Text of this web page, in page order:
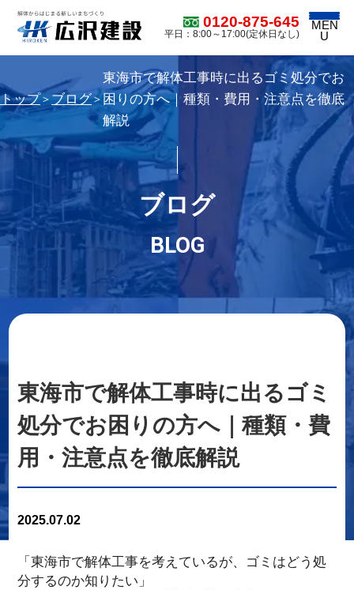
0120-875-645
平日：8:00～17:00(定休日なし)
MEN
U
トップ＞ ブログ＞
東海市で解体工事時に出るゴミ処分でお
困りの方へ｜種類・費用・注意点を徹底
解説
ブログ
BLOG
東海市で解体工事時に出るゴミ
処分でお困りの方へ｜種類・費
用・注意点を徹底解説
2025.07.02
「東海市で解体工事を考えているが、ゴミはどう処
分するのか知りたい」